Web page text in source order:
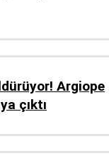
Argiope
çıktı